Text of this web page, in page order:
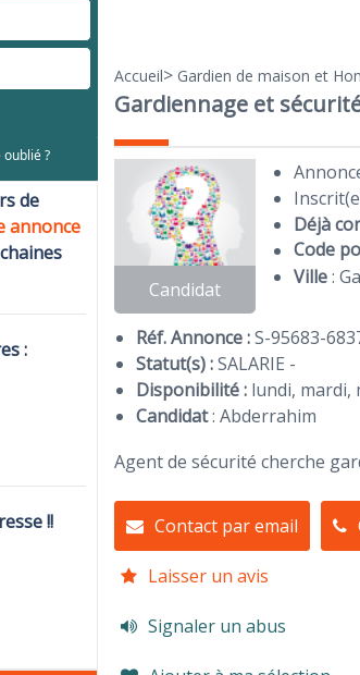
Accueil> Gardien de maison et
Gardiennage et
Candidat
Déjà
Code
Ville:
Réf. Annonce :S-95683-
Statut(s) :SALARIE -
Disponibilité :lundi, mardi,
Candidat: Abderrahim
Agent de sécurité cherche
Contact par email
Laisser un avis
Signaler un abus
?
de
annonce
:
!!